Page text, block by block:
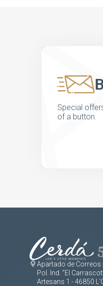
Special
of a button.
Apartado de Correos
Pol. Ind. "El
Artesans 1 - 46850